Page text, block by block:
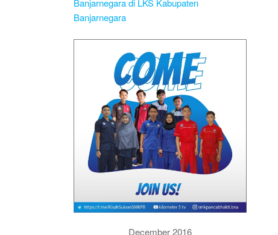
Banjarnegara di LKS Kabupaten
Banjarnegara
December 2016